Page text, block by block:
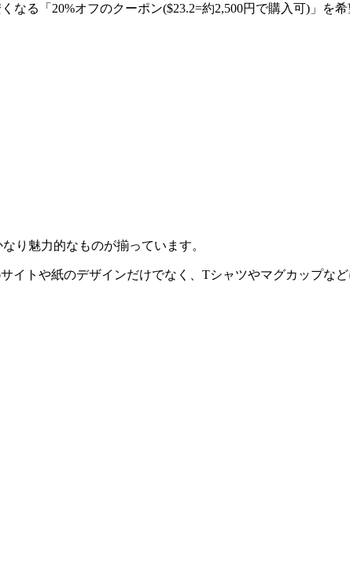
る「20%オフのクーポン($23.2=約2,500円で購入可)」を
り魅力的なものが揃っています。
トや紙のデザインだけでなく、Tシャツやマグカップなど